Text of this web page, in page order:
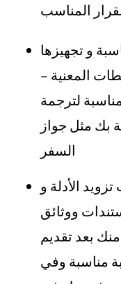
المناسب
و تجهيزها
المعنية –
لترجمة
بك مثل جواز
السفر
الأدلة و
ووثائق
بعد تقديم
مناسبة وفي